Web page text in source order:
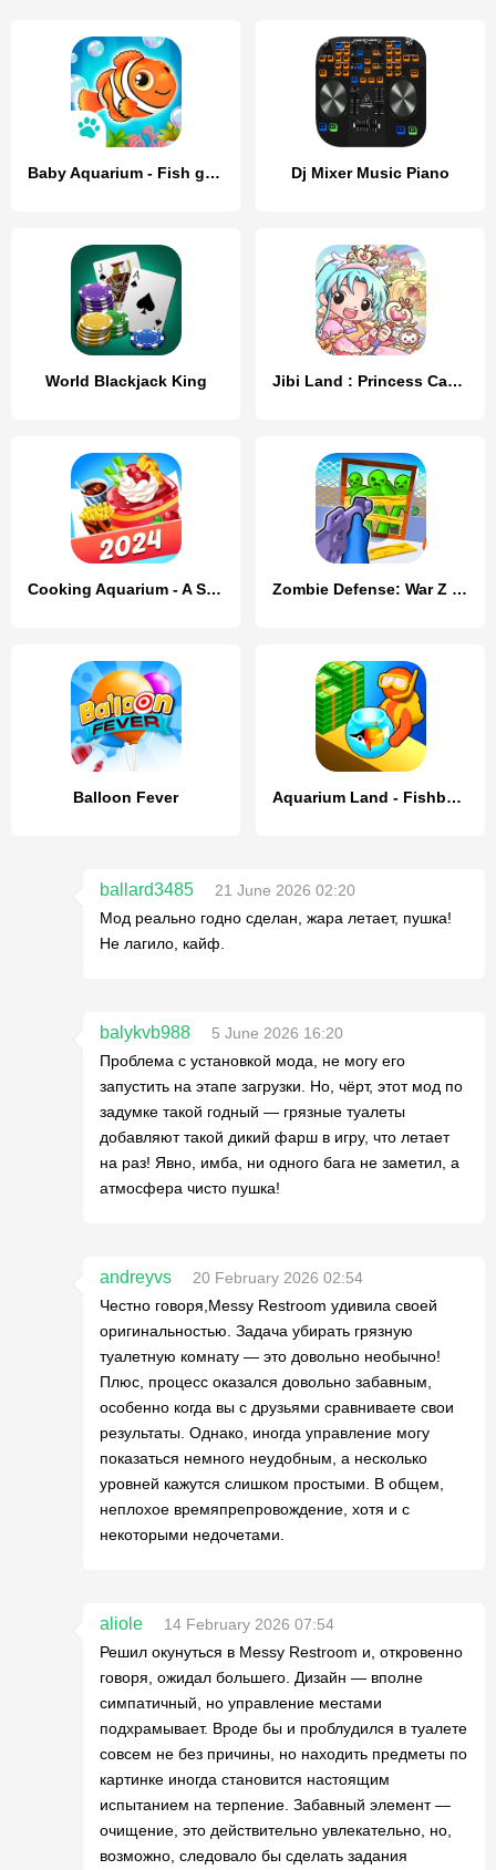
Baby Aquarium - Fish game Dj Mixer Music Piano
World Blackjack King Jibi Land : Princess Castle
Cooking Aquarium - A Star Chef Zombie Defense: War Z Survival
Balloon Fever Aquarium Land - Fishbowl World
ballard3485
21 June 2026 02:20
Мод реально годно сделан, жара летает, пушка!
Не лагило, кайф.
balykvb988
5 June 2026 16:20
Проблема с установкой мода, не могу его
запустить на этапе загрузки. Но, чёрт, этот мод по
задумке такой годный — грязные туалеты
добавляют такой дикий фарш в игру, что летает
на раз! Явно, имба, ни одного бага не заметил, а
атмосфера чисто пушка!
andreyvs
20 February 2026 02:54
Честно говоря,Messy Restroom удивила своей
оригинальностью. Задача убирать грязную
туалетную комнату — это довольно необычно!
Плюс, процесс оказался довольно забавным,
особенно когда вы с друзьями сравниваете свои
результаты. Однако, иногда управление могу
показаться немного неудобным, а несколько
уровней кажутся слишком простыми. В общем,
неплохое времяпрепровождение, хотя и с
некоторыми недочетами.
aliole
14 February 2026 07:54
Решил окунуться в Messy Restroom и, откровенно
говоря, ожидал большего. Дизайн — вполне
симпатичный, но управление местами
подхрамывает. Вроде бы и проблудился в туалете
совсем не без причины, но находить предметы по
картинке иногда становится настоящим
испытанием на терпение. Забавный элемент —
очищение, это действительно увлекательно, но,
возможно, следовало бы сделать задания